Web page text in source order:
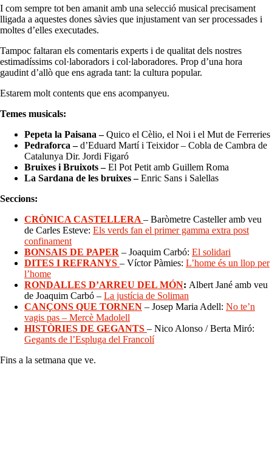
I com sempre tot ben amanit amb una selecció musical precisament
lligada a aquestes dones sàvies que injustament van ser processades i
moltes d’elles executades.
Tampoc faltaran els comentaris experts i de qualitat dels nostres
estimadíssims col·laboradors i col·laboradores. Prop d’una hora
gaudint d’allò que ens agrada tant: la cultura popular.
Estarem molt contents que ens acompanyeu.
Temes musicals:
Pepeta la Paisana –Quico el Cèlio, el Noi i el Mut de Ferreries
Pedraforca –d’Eduard Martí i Teixidor – Cobla de Cambra de
Catalunya Dir. Jordi Figaró
Bruixes i Bruixots –El Pot Petit amb Guillem Roma
La Sardana de les bruixes –Enric Sans i Salellas
Seccions:
CRÒNICA CASTELLERA– Baròmetre Casteller amb veu
de Carles Esteve: Els verds fan el primer gamma extra post
confinament
BONSAIS DE PAPER – Joaquim Carbó: El solidari
DITES I REFRANYS – Víctor Pàmies: L’home és un llop per
l’home
RONDALLES D’ARREU DEL MÓN: Albert Jané amb veu
de Joaquim Carbó – La justícia de Soliman
CANÇONS QUE TORNEN – Josep Maria Adell: No te’n
vagis pas – Mercè Madolell
HISTÒRIES DE GEGANTS – Nico Alonso / Berta Miró:
Gegants de l’Espluga del Francolí
Fins a la setmana que ve.